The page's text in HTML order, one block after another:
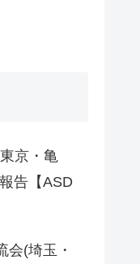
京・亀
告【ASD
会(埼玉・